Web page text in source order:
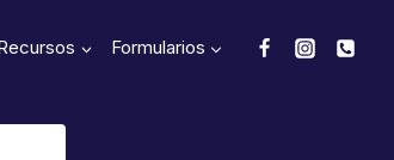
Formularios